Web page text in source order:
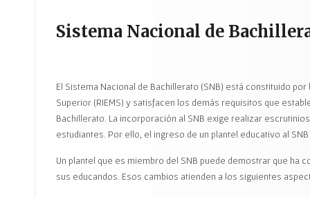
Sistema Nacional de
El Sistema Nacional de Bachillerato (SNB) está constituido
Superior (RIEMS) y satisfacen los demás requisitos que
Bachillerato. La incorporación al SNB exige realizar
estudiantes. Por ello, el ingreso de un plantel educativo al
Un plantel que es miembro del SNB puede demostrar que ha
sus educandos. Esos cambios atienden a los siguientes